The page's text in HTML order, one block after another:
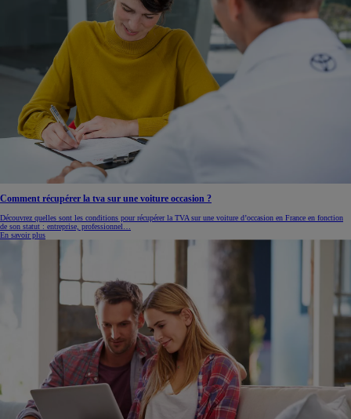
Comment récupérer la tva sur une voiture occasion ?
Découvrez quelles sont les conditions pour récupérer la TVA sur une voiture d’occasion en France en fonction
de son statut : entreprise, professionnel…
En savoir plus